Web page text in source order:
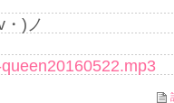
・)ノ